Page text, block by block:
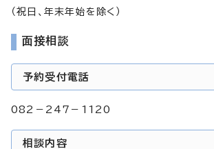
（祝日、年末年始を除く）
面接相談
予約受付電話
082－247－1120
相談内容